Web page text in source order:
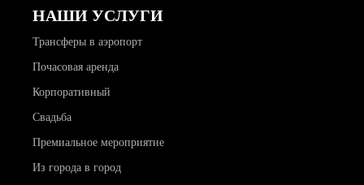
НАШИ УСЛУГИ
Трансферы в аэропорт
Почасовая аренда
Корпоративный
Свадьба
Премиальное мероприятие
Из города в город